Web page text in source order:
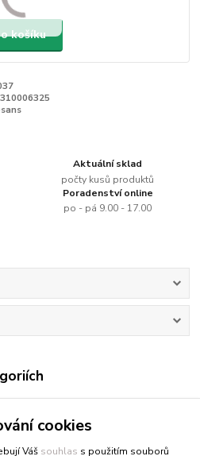
košíku
Aktuální sklad
počty kusů produktů
Poradenství online
po - pá 9.00 - 17.00
cookies
Váš souhlas s použitím souborů